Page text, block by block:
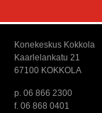
Konekeskus Kokkola
Kaarlelankatu 21
67100 KOKKOLA
p. 06 866 2300
f. 06 868 0401